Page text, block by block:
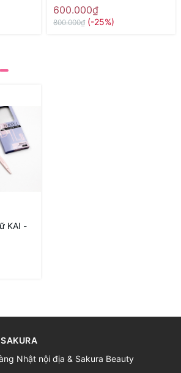
(150mm) - Hàng Nhật nội
địa
600.000₫
800.000₫ (-25%)
KAI -
Nhật nội địa & Sakura Beauty